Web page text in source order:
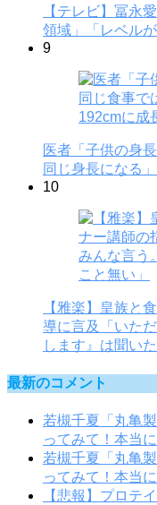
【テレビ】冨永
領域」「レベルが
9
医者「子供の身
同じ身長になる
10
【雅楽】皇族と
導に言及「いた
します』は聞い
最新のコメント
若槻千夏「丸亀
ってみて！本当
若槻千夏「丸亀
ってみて！本当
【悲報】プロテ